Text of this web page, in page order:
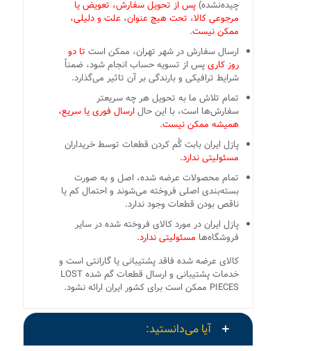
چیده‌نشده) پس از تحویل سفارش، تعویض یا
مرجوعی کالا، تحت هیچ عنوان، علت و دلیلی،
ممکن نیست.
ارسال سفارش در شهر تهران، ممکن است تا دو
روز کاریپس از تسویه حساب انجام شود، ضمناً
شرایط ترافیکی و بارندگی بر آن تاثیر می‌گذارد.
تمام تلاش ما به تحویل هر چه سریعتر
سفارش‌ها است، با این حالارسال فوری یا سریع،
همیشه ممکن نیست.
پازل ایران بابت گُم کردن قطعات توسط خریداران
مسئولیتی ندارد.
تمام محصولات عرضه شده، اصل و به صورت
بسته‌بندی اصلی فروخته می‌شوند و احتمال کم یا
ناقص بودن قطعات وجود ندارد.
پازل ایران در مورد کالای فروخته شده در سایر
فروشگاه‌ها مسئولیتی ندارد.
کالای عرضه شده فاقد پشتیبانی یا گارانتی است و
خدمات پشتیبانی و ارسال قطعات گم شده LOST
PIECES ممکن است برای کشور ایران ارائه نشود.
آیا می‌دانستید: